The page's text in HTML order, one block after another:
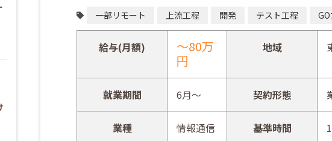
一部リモート 上流工程 開発 テスト工程
給与(月額)
～80万
円
地域
就業期間 6月～ 契約形態
業種 情報通信 基準時間